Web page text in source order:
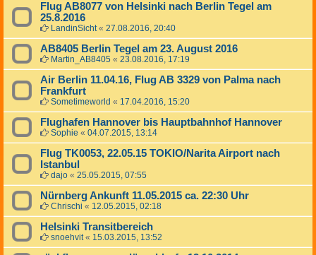
Flug AB8077 von Helsinki nach Berlin Tegel am
25.8.2016
LandinSicht« 27.08.2016, 20:40
AB8405 Berlin Tegel am 23. August 2016
Martin_AB8405 « 23.08.2016, 17:19
Air Berlin 11.04.16, Flug AB 3329 von Palma nach
Frankfurt
Sometimeworld « 17.04.2016, 15:20
Flughafen Hannover bis Hauptbahnhof Hannover
Sophie « 04.07.2015, 13:14
Flug TK0053, 22.05.15 TOKIO/Narita Airport nach
Istanbul
dajo « 25.05.2015, 07:55
Nürnberg Ankunft 11.05.2015 ca. 22:30 Uhr
Chrischi « 12.05.2015, 02:18
Helsinki Transitbereich
snoehvit« 15.03.2015, 13:52